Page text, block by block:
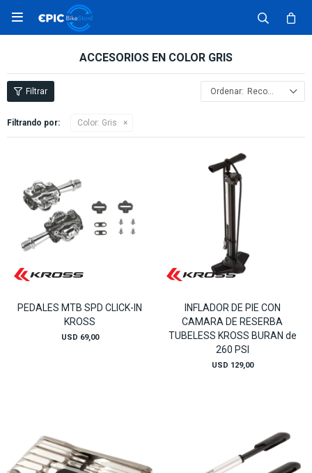

ACCESORIOS EN COLOR GRIS
Recomendados
Filtrando por: Color: Gris
PEDALES MTB SPD CLICK-IN
KROSS
USD 69,00
INFLADOR DE PIE CON
CAMARA DE RESERBA
TUBELESS KROSS BURAN de
260 PSI
USD 129,00